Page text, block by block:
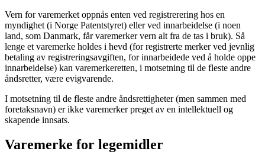
Vern for varemerket oppnås enten ved registrerering hos en
myndighet (i Norge Patentstyret) eller ved innarbeidelse (i noen
land, som Danmark, får varemerker vern alt fra de tas i bruk). Så
lenge et varemerke holdes i hevd (for registrerte merker ved jevnlig
betaling av registreringsavgiften, for innarbeidede ved å holde oppe
innarbeidelse) kan varemerkeretten, i motsetning til de fleste andre
åndsretter, være evigvarende.
I motsetning til de fleste andre åndsrettigheter (men sammen med
foretaksnavn) er ikke varemerker preget av en intellektuell og
skapende innsats.
Varemerke for legemidler